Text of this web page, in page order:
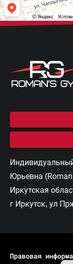
Юрьевна
Иркутская
г Иркутск, ул
Правовая